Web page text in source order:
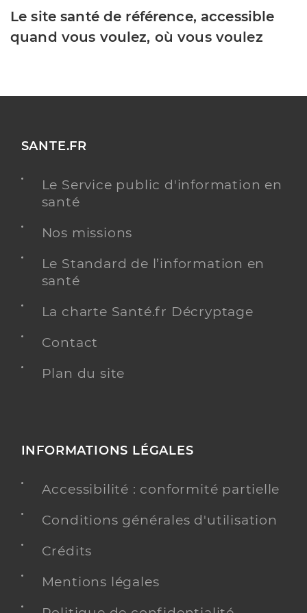
Le site santé de référence, accessible
quand vous voulez, où vous voulez
SANTE.FR
Le Service public d'information en
santé
Nos missions
Le Standard de l’information en
santé
La charte Santé.fr Décryptage
Contact
Plan du site
INFORMATIONS LÉGALES
Accessibilité : conformité partielle
Conditions générales d'utilisation
Crédits
Mentions légales